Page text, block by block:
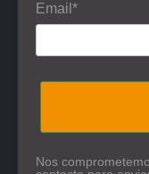
Email*
Nos